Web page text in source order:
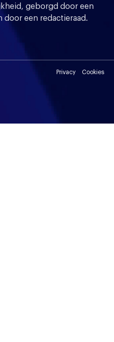
geborgd door een
door een redactieraad.
Privacy Cookies